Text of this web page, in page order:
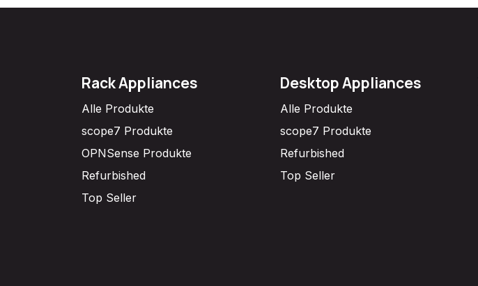
Rack Appliances
Alle Produkte
scope7 Produkte
OPNSense Produkte
Refurbished
Top Seller
Desktop Appliances
Alle Produkte
scope7 Produkte
Refurbished
Top Seller